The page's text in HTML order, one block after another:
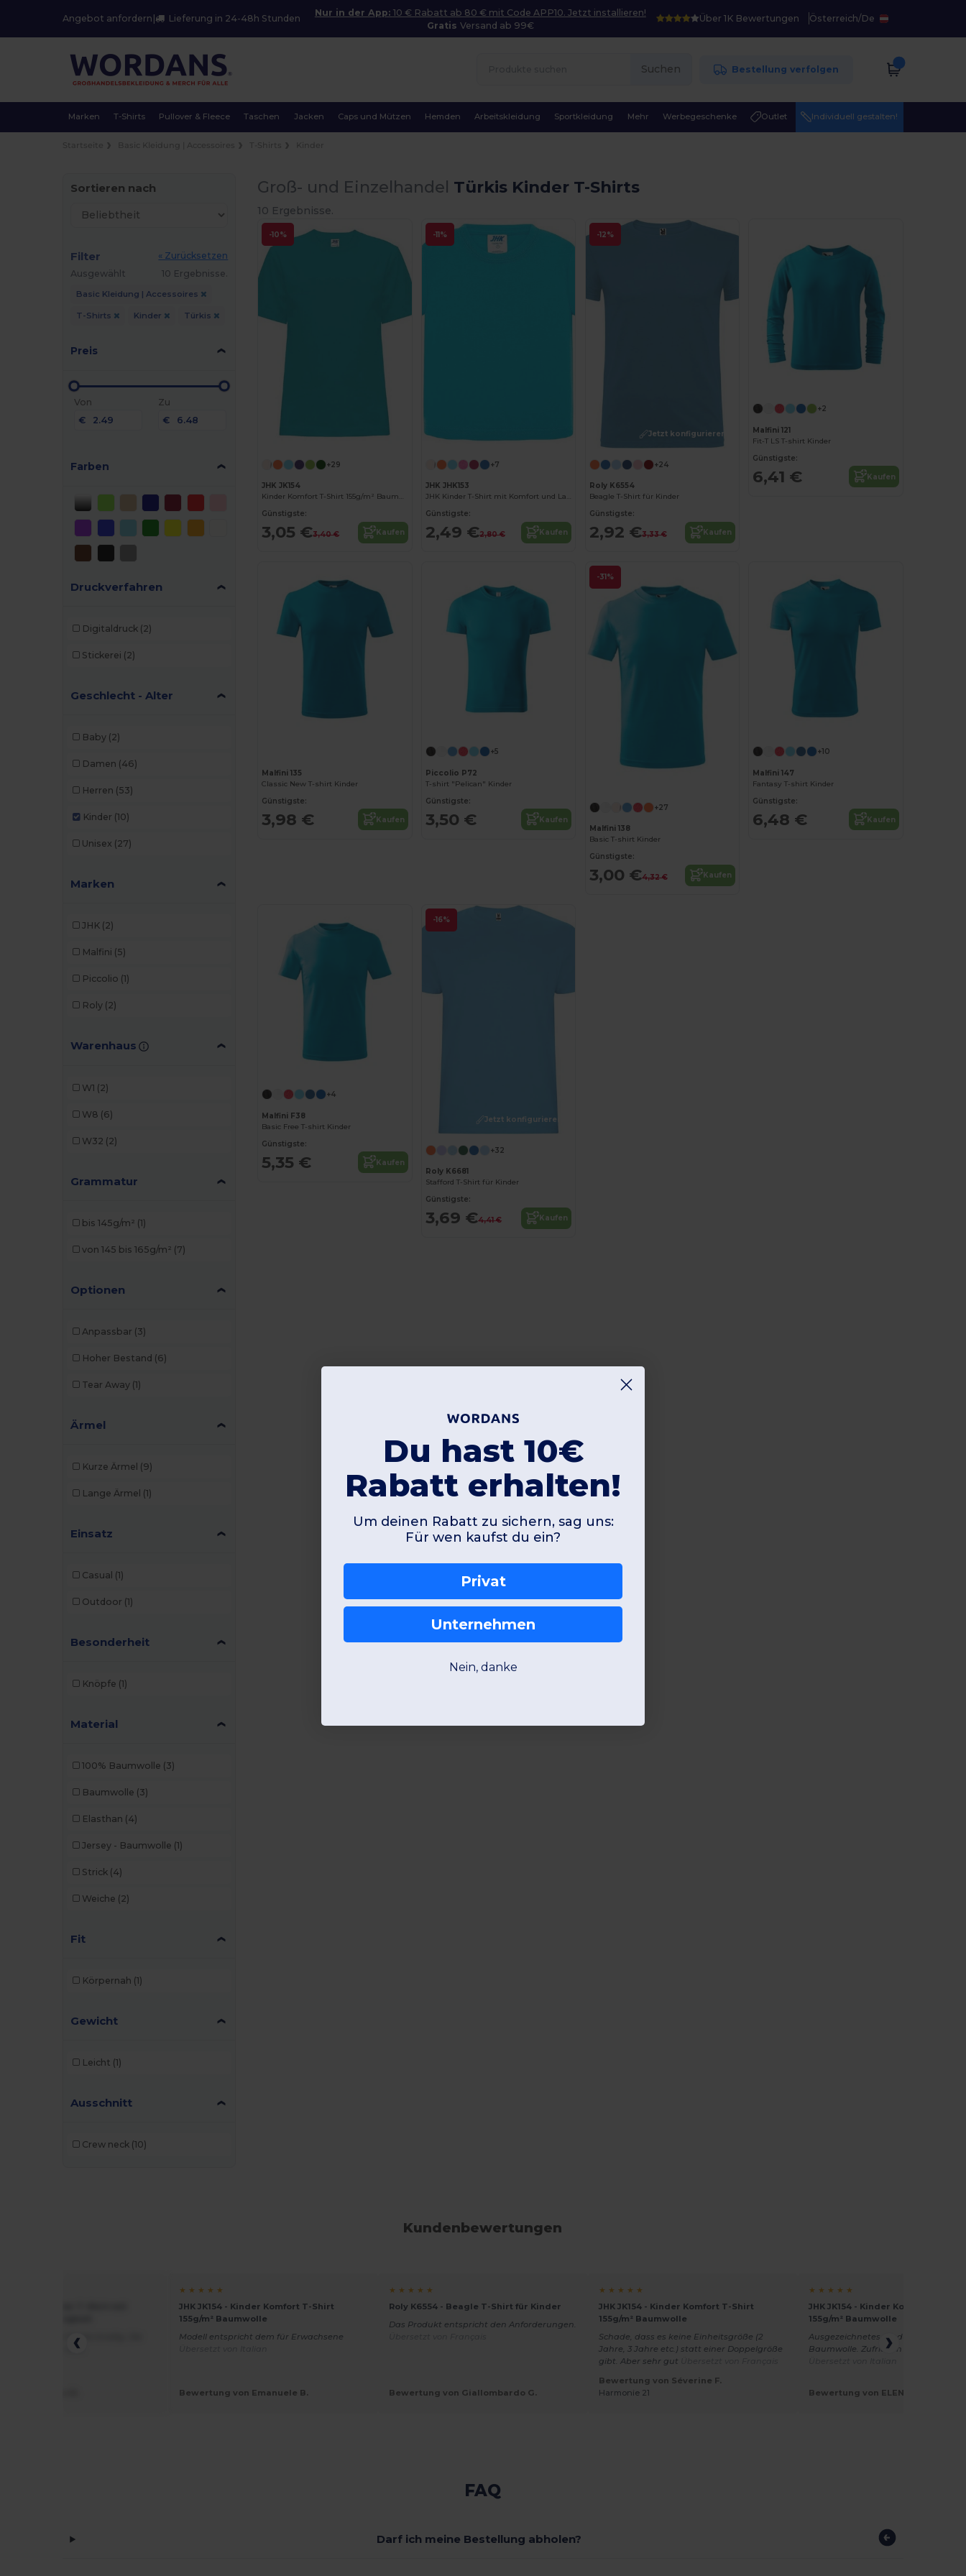
Angebot anfordern Lieferung in 24-48h Stunden
Nur in der App: 10 € Rabatt ab 80 € mit Code APP10. Jetzt installieren!
Gratis Versand ab 99€
Über 1K Bewertungen Österreich/De
Suchen Bestellung verfolgen
Marken T-Shirts Pullover & Fleece Taschen Jacken Caps und Mützen Hemden Arbeitskleidung Sportkleidung Mehr Werbegeschenke Outlet Individuell gestalten!
Sortieren nach
Filter
« Zurücksetzen
Ausgewählt
10 Ergebnisse.
Basic Kleidung | Accessoires
T-Shirts Kinder Türkis
Preis
Von
€
Zu
€
Farben
Druckverfahren
Digitaldruck (2)
Stickerei (2)
Geschlecht - Alter
Baby (2)
Damen (46)
Herren (53)
Kinder (10)
Unisex (27)
Marken
JHK (2)
Malfini (5)
Piccolio (1)
Roly (2)
Warenhaus
W1 (2)
W8 (6)
W32 (2)
Grammatur
bis 145g/m² (1)
von 145 bis 165g/m² (7)
Optionen
Anpassbar (3)
Hoher Bestand (6)
Tear Away (1)
Ärmel
Kurze Ärmel (9)
Lange Ärmel (1)
Einsatz
Casual (1)
Outdoor (1)
Besonderheit
Knöpfe (1)
Material
100% Baumwolle (3)
Baumwolle (3)
Elasthan (4)
Jersey - Baumwolle (1)
Strick (4)
Weiche (2)
Fit
Körpernah (1)
Gewicht
Leicht (1)
Ausschnitt
Crew neck (10)
Groß- und Einzelhandel Türkis Kinder T-Shirts
10 Ergebnisse.
-10%
+29
JHK JK154
Kinder Komfort T-Shirt 155g/m² Baumwolle
Günstigste:
3,05 €3,40 € Kaufen
-11%
+7
JHK JHK153
JHK Kinder T-Shirt mit Komfort und Langlebigkeit
Günstigste:
2,49 €2,80 € Kaufen
-12%
Jetzt konfigurieren!
+24
Roly K6554
Beagle T-Shirt für Kinder
Günstigste:
2,92 €3,33 € Kaufen
+2
Malfini 121
Fit-T LS T-shirt Kinder
Günstigste:
6,41 € Kaufen
Malfini 135
Classic New T-shirt Kinder
Günstigste:
3,98 € Kaufen
+5
Piccolio P72
T-shirt "Pelican" Kinder
Günstigste:
3,50 € Kaufen
-31%
+27
Malfini 138
Basic T-shirt Kinder
Günstigste:
3,00 €4,32 € Kaufen
+10
Malfini 147
Fantasy T-shirt Kinder
Günstigste:
6,48 € Kaufen
+4
Malfini F38
Basic Free T-shirt Kinder
Günstigste:
5,35 € Kaufen
-16%
Jetzt konfigurieren!
+32
Roly K6681
Stafford T-Shirt für Kinder
Günstigste:
3,69 €4,41 € Kaufen
Kundenbewertungen
ist gut, die Farbe knallig. Die
fällt klein aus.
★ ★ ★ ★ ★
JHK JK154 - Kinder Komfort T-Shirt
155g/m² Baumwolle
Modell entspricht dem für Erwachsene
Bewertung von Emanuele B.
★ ★ ★ ★ ★
Roly K6554 - Beagle T-Shirt für Kinder
Das Produkt entspricht den Anforderungen.
Bewertung von Giallombardo G.
★ ★ ★ ★ ★
JHK JK154 - Kinder Komfort T-Shirt
155g/m² Baumwolle
Schade, dass es keine Einheitsgröße (2
Jahre, 3 Jahre etc.) statt einer Doppelgröße
gibt. Aber sehr gut
Bewertung von Séverine F.
Harmonie 21
★ ★ ★ ★ ★
JHK JK154 - Kinder Komfort T-Shirt
155g/m² Baumwolle
Ausgezeichnetes Produkt, 100%
Baumwolle. Zufrieden mit dem Kauf.
Bewertung von ELENA M.
FAQ
Darf ich meine Bestellung abholen?
Du hast 10€
Rabatt erhalten!
Um deinen Rabatt zu sichern, sag uns:
Für wen kaufst du ein?
Privat
Unternehmen
Nein, danke